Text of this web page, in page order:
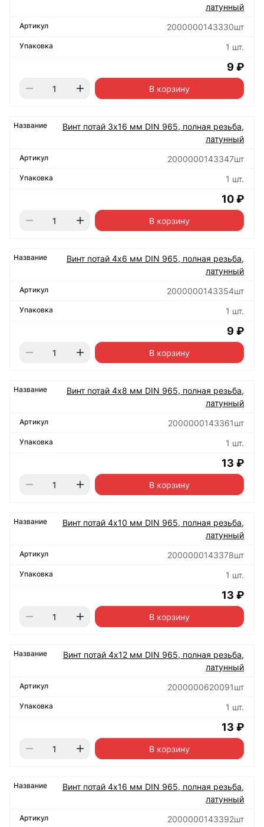
латунный
2000000143330шт
1 шт.
9 ₽
В корзину
Винт потай 3х16 мм DIN 965, полная резьба,
латунный
2000000143347шт
1 шт.
10 ₽
В корзину
Винт потай 4х6 мм DIN 965, полная резьба,
латунный
2000000143354шт
1 шт.
9 ₽
В корзину
Винт потай 4х8 мм DIN 965, полная резьба,
латунный
2000000143361шт
1 шт.
13 ₽
В корзину
Винт потай 4х10 мм DIN 965, полная резьба,
латунный
2000000143378шт
1 шт.
13 ₽
В корзину
Винт потай 4х12 мм DIN 965, полная резьба,
латунный
2000000620091шт
1 шт.
13 ₽
В корзину
Винт потай 4х16 мм DIN 965, полная резьба,
латунный
2000000143392шт